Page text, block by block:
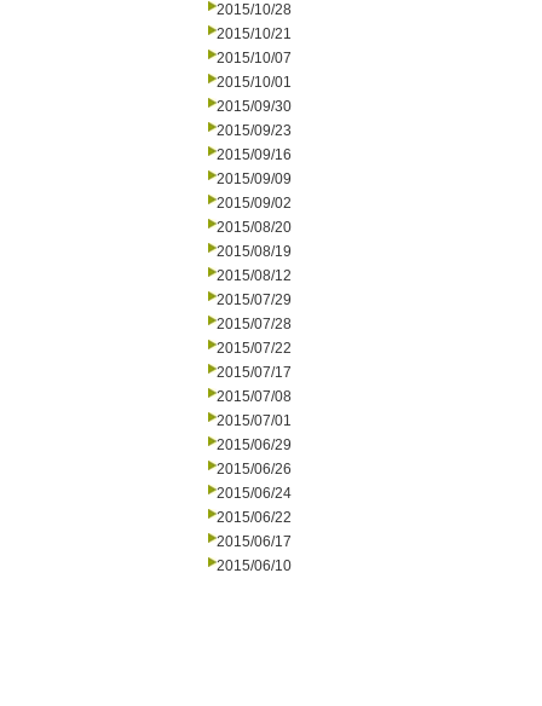
2015/10/28
2015/10/21
2015/10/07
2015/10/01
2015/09/30
2015/09/23
2015/09/16
2015/09/09
2015/09/02
2015/08/20
2015/08/19
2015/08/12
2015/07/29
2015/07/28
2015/07/22
2015/07/17
2015/07/08
2015/07/01
2015/06/29
2015/06/26
2015/06/24
2015/06/22
2015/06/17
2015/06/10